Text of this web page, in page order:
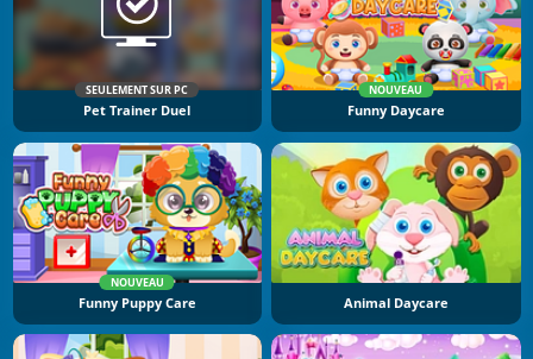
SEULEMENT SUR PC
Pet Trainer Duel
NOUVEAU
Funny Daycare
NOUVEAU
Funny Puppy Care Animal Daycare